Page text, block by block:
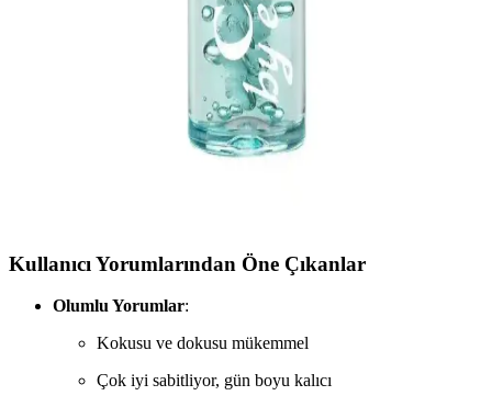
İki popüler kaş sabitleyici ürünü olan NYX ve POP Beauty'nin
özellikleri, kullanıcı yorumları ve karşılaştırmasıyla, doğal ve kalıcı
kaş makyajı için en uygun seçeneği keşfedin.
Cha Cha By Eva Brow Gel: Hafif Yapısıyla Doğal
ve Uzun Süre Sabit Kaş ve Kirpik Ürünü
Cha Cha By Eva Brow Gel, hafif yapısı ve doğal içerikleriyle kaş
Kullanıcı Yorumlarından Öne Çıkanlar
Olumlu Yorumlar:
Kokusu ve dokusu mükemmel
Çok iyi sabitliyor, gün boyu kalıcı